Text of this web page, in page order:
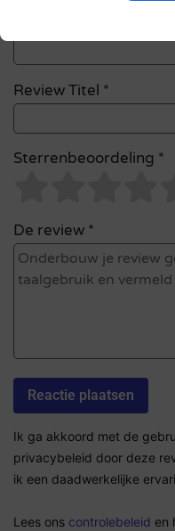
Review Titel *
Sterrenbeoordeling *
De review *
Ik ga akkoord met de
privacybeleid door deze
ik een daadwerkelijke
Lees ons controlebeleid en